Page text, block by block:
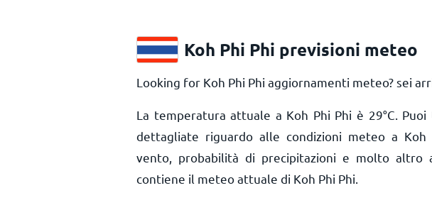
Koh Phi Phi previsioni meteo
Looking for Koh Phi Phi aggiornamenti meteo? sei
La temperatura attuale a Koh Phi Phi è 29°C .
dettagliate riguardo alle condizioni meteo a Koh
vento, probabilità di precipitazioni e molto altro
contiene il meteo attuale di Koh Phi Phi.